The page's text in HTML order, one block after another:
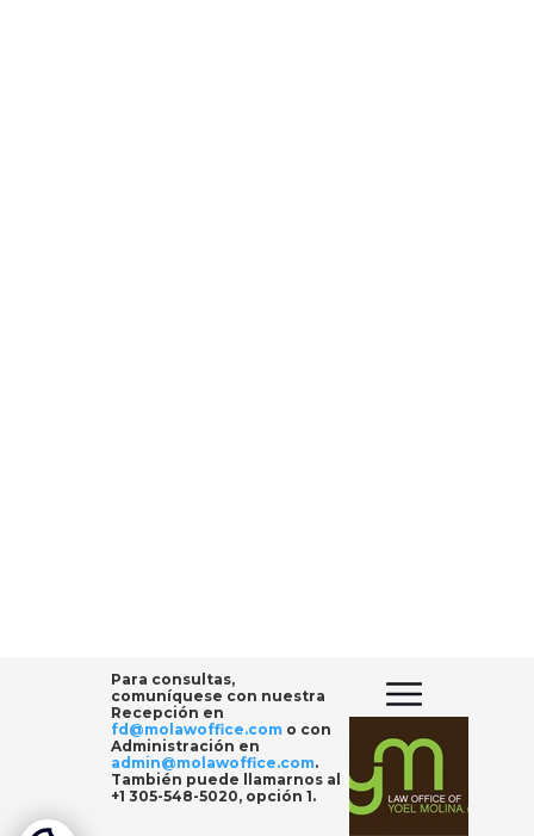
Para consultas,
comuníquese con nuestra
Recepción en
fd@molawoffice.com o con
Administración en
admin@molawoffice.com.
También puede llamarnos al
+1 305-548-5020, opción 1.